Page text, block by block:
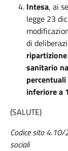
Intesa, ai
legge 23
di
sanitario
inferiore a
(SALUTE)
Codice sito
sociali